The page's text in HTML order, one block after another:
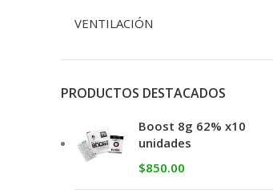
VENTILACIÓN
PRODUCTOS DESTACADOS
Boost 8g 62% x10
unidades
$850.00